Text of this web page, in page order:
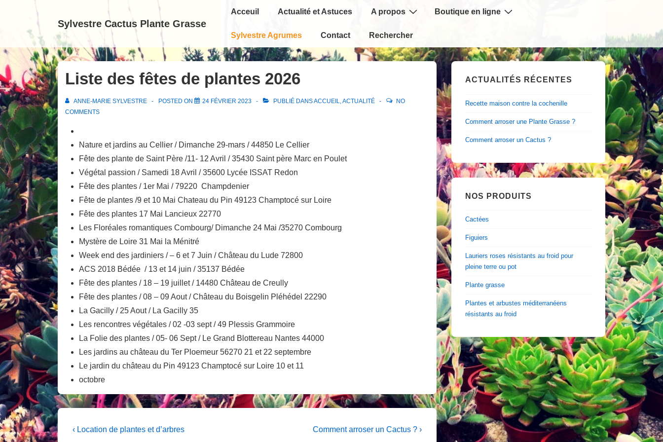
contenu
Sylvestre Cactus Plante Grasse
Main
Acceuil Actualité et Astuces A propos Boutique en ligne
Sylvestre Agrumes Contact Rechercher
Liste des fêtes de plantes 2026
ANNE-MARIE SYLVESTRE POSTED ON 24 FÉVRIER 2023 PUBLIÉ DANSACCUEIL,ACTUALITÉ
NO
COMMENTS
Nature et jardins au Cellier / Dimanche 29-mars / 44850 Le Cellier
Fête des plante de Saint Père /11- 12 Avril / 35430 Saint père Marc en Poulet
Végétal passion / Samedi 18 Avril / 35600 Lycée ISSAT Redon
Fête des plantes / 1er Mai / 79220 Champdenier
Fête de plantes /9 et 10 Mai Chateau du Pin 49123 Champtocé sur Loire
Fête des plantes 17 Mai Lancieux 22770
Les Floréales romantiques Combourg/ Dimanche 24 Mai /35270 Combourg
Mystère de Loire 31 Mai la Ménitré
Week end des jardiniers / – 6 et 7 Juin / Château du Lude 72800
ACS 2018 Bédée / 13 et 14 juin / 35137 Bédée
Fête des plantes / 18 – 19 juillet / 14480 Château de Creully
Fête des plantes / 08 – 09 Aout / Château du Boisgelin Pléhédel 22290
La Gacilly / 25 Aout / La Gacilly 35
Les rencontres végétales / 02 -03 sept / 49 Plessis Grammoire
La Folie des plantes / 05- 06 Sept / Le Grand Blottereau Nantes 44000
Les jardins au château du Ter Ploemeur 56270 21 et 22 septembre
Le jardin du château du Pin 49123 Champtocé sur Loire 10 et 11
octobre
Navigation
Previous
‹ Location de plantes et d’arbres
Next
Comment arroser un Cactus ? ›
ACTUALITÉS RÉCENTES
Recette maison contre la cochenille
Comment arroser une Plante Grasse ?
Comment arroser un Cactus ?
NOS PRODUITS
Cactées
Figuiers
Lauriers roses résistants au froid pour
pleine terre ou pot
Plante grasse
Plantes et arbustes méditerranéens
résistants au froid